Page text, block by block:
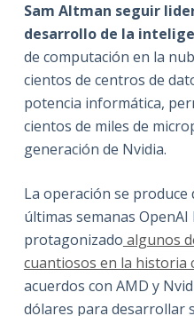
Sam Altman seguir
desarrollo de la
de computación en la
cientos de centros de
potencia informática,
cientos de miles de
generación de Nvidia.
La operación se produce
últimas semanas OpenAI
protagonizado algunos
cuantiosos en la historia
acuerdos con AMD y
dólares para desarrollar